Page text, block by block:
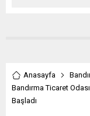
Anasayfa
Bandırma Ticaret
Başladı